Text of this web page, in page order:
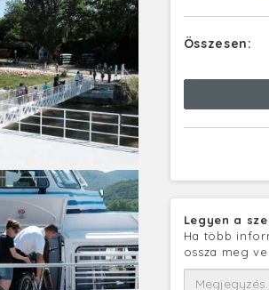
Összesen:
Legyen a
Ha több
ossza meg